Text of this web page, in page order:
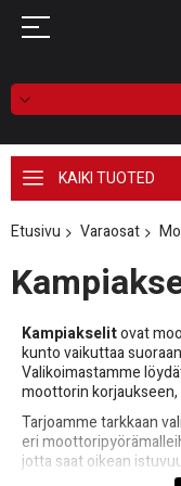
KAIKI TUOTED
Etusivu Varaosat
Kampiakselitovat
kunto vaikuttaa
Valikoimastamme
moottorin
Tarjoamme tarkkaan
eri
jotta saat oikean
myös kovassa käytössä.